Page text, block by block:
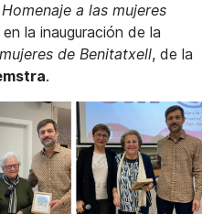
a las mujeres
la inauguración de la
de Benitatxell, de la
.